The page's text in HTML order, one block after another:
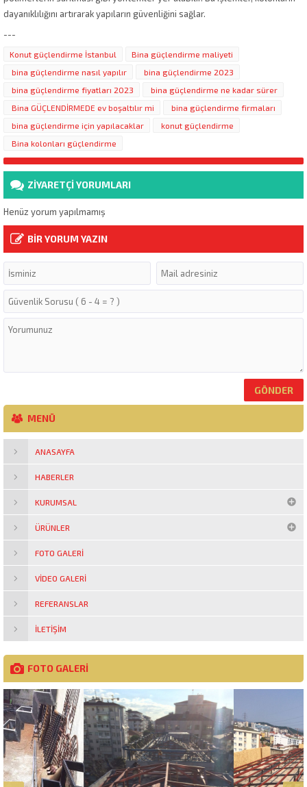
dayanıklılığını artırarak yapıların güvenliğini sağlar.
---
Konut güçlendirme İstanbul
Bina güçlendirme maliyeti
bina güçlendirme nasıl yapılır
bina güçlendirme 2023
bina güçlendirme fiyatları 2023
bina güçlendirme ne kadar sürer
Bina GÜÇLENDİRMEDE ev boşaltılır mi
bina güçlendirme firmaları
bina güçlendirme için yapılacaklar
konut güçlendirme
Bina kolonları güçlendirme
ZİYARETÇİ YORUMLARI
Henüz yorum yapılmamış
BİR YORUM YAZIN
MENÜ
ANASAYFA
HABERLER
KURUMSAL
ÜRÜNLER
FOTO GALERI
VIDEO GALERI
REFERANSLAR
İLETIŞIM
FOTO GALERİ